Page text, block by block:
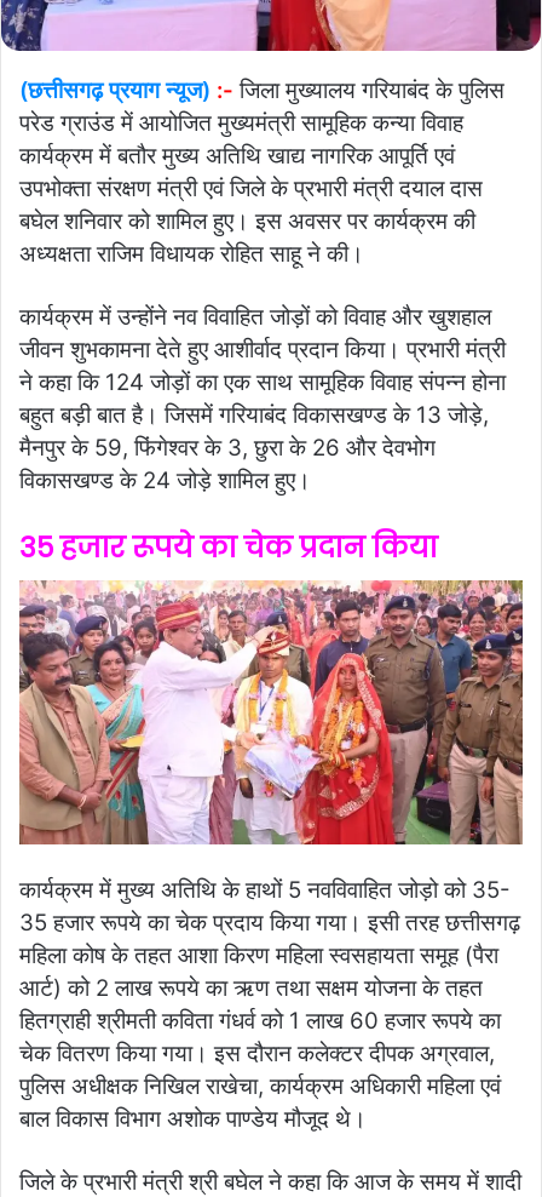
(छत्तीसगढ़ प्रयाग न्यूज) :- जिला मुख्यालय गरियाबंद के पुलिस
परेड ग्राउंड में आयोजित मुख्यमंत्री सामूहिक कन्या विवाह
कार्यक्रम में बतौर मुख्य अतिथि खाद्य नागरिक आपूर्ति एवं
उपभोक्ता संरक्षण मंत्री एवं जिले के प्रभारी मंत्री दयाल दास
बघेल शनिवार को शामिल हुए। इस अवसर पर कार्यक्रम की
अध्यक्षता राजिम विधायक रोहित साहू ने की।
कार्यक्रम में उन्होंने नव विवाहित जोड़ों को विवाह और खुशहाल
जीवन शुभकामना देते हुए आशीर्वाद प्रदान किया। प्रभारी मंत्री
ने कहा कि 124 जोड़ों का एक साथ सामूहिक विवाह संपन्न होना
बहुत बड़ी बात है। जिसमें गरियाबंद विकासखण्ड के 13 जोड़े,
मैनपुर के 59, फिंगेश्वर के 3, छुरा के 26 और देवभोग
विकासखण्ड के 24 जोड़े शामिल हुए।
35 हजार रूपये का चेक प्रदान किया
कार्यक्रम में मुख्य अतिथि के हाथों 5 नवविवाहित जोड़ो को 35-
35 हजार रूपये का चेक प्रदाय किया गया। इसी तरह छत्तीसगढ़
महिला कोष के तहत आशा किरण महिला स्वसहायता समूह (पैरा
आर्ट) को 2 लाख रूपये का ऋण तथा सक्षम योजना के तहत
हितग्राही श्रीमती कविता गंधर्व को 1 लाख 60 हजार रूपये का
चेक वितरण किया गया। इस दौरान कलेक्टर दीपक अग्रवाल,
पुलिस अधीक्षक निखिल राखेचा, कार्यक्रम अधिकारी महिला एवं
बाल विकास विभाग अशोक पाण्डेय मौजूद थे।
जिले के प्रभारी मंत्री श्री बघेल ने कहा कि आज के समय में शादी